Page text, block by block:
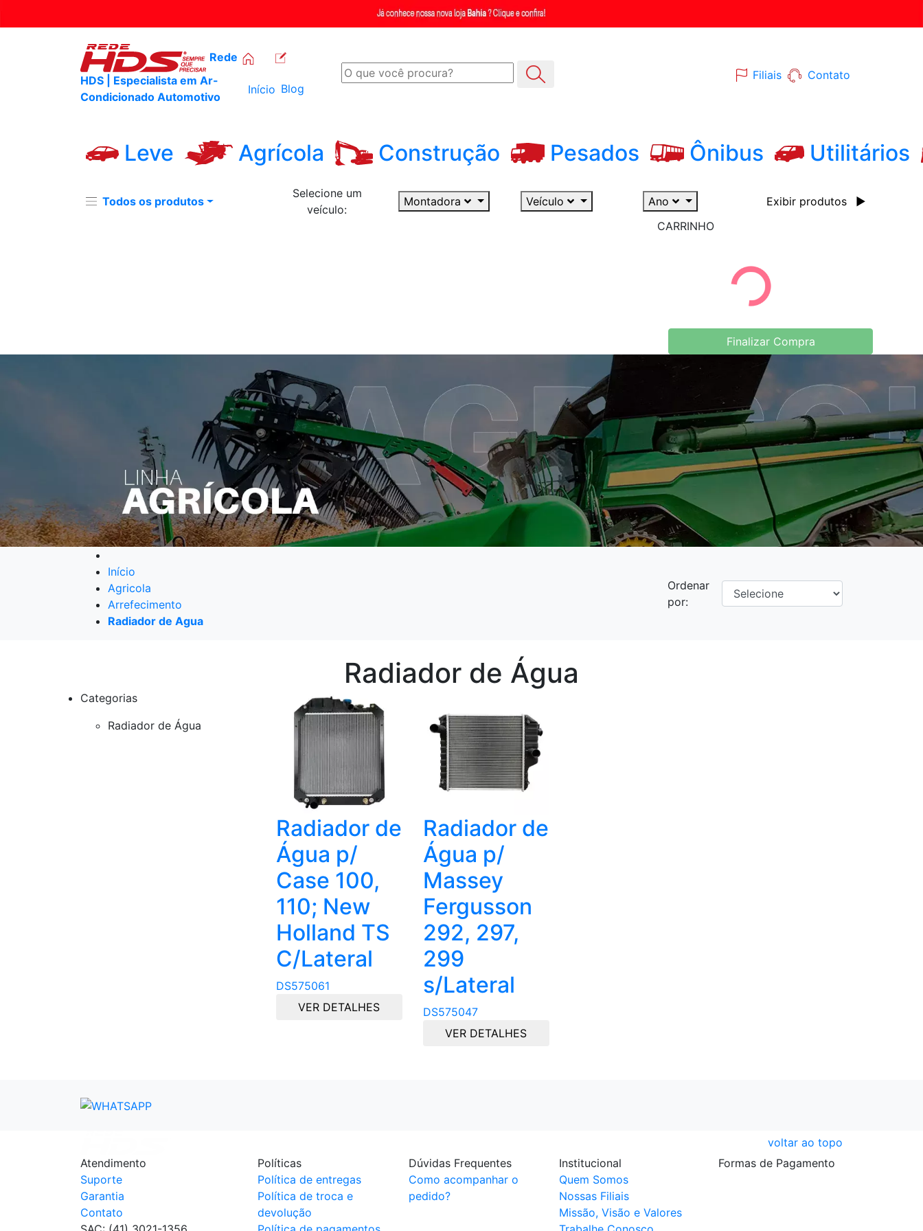
Rede
HDS | Especialista em Ar-
Condicionado Automotivo
Início Blog
Filiais Contato
Leve Agrícola Construção Pesados Ônibus Utilitários
Todos os produtos
Selecione um
veículo:
Montadora Veículo Ano Exibir produtos
▶
CARRINHO
Finalizar Compra
Início
Agricola
Arrefecimento
Radiador de Agua
Ordenar
por:
Radiador de Água
Categorias
Radiador de Água
Radiador de
Água p/
Case 100,
110; New
Holland TS
C/Lateral
DS575061
VER DETALHES
Radiador de
Água p/
Massey
Fergusson
292, 297,
299
s/Lateral
DS575047
VER DETALHES
voltar ao topo
Atendimento
Suporte
Garantia
Contato
Políticas
Política de entregas
Política de troca e
devolução
Dúvidas Frequentes
Como acompanhar o
pedido?
Institucional
Quem Somos
Nossas Filiais
Missão, Visão e Valores
Formas de Pagamento